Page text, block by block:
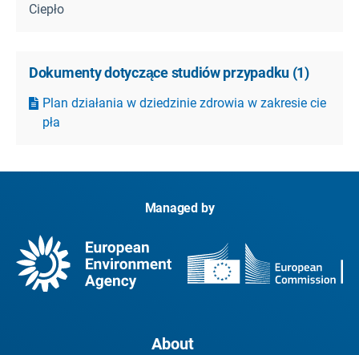
Ciepło
Dokumenty dotyczące studiów przypadku (1)
Plan działania w dziedzinie zdrowia w zakresie cie
pła
Managed by
About